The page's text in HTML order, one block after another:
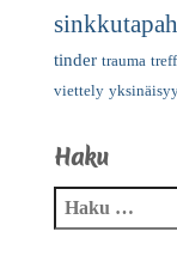
tinder trauma
viettely
Haku